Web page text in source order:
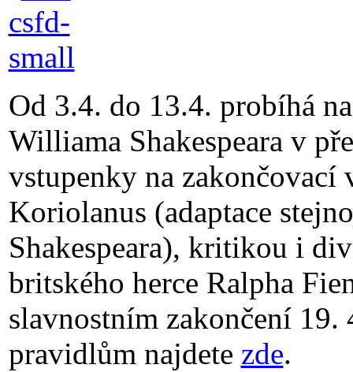
Od 3.4. do 13.4. probíhá
Williama Shakespeara v
vstupenky na
Koriolanus (adaptace
Shakespeara), kritikou i
britského herce Ralpha
slavnostním zakončení 19.
pravidlům najdete zde.